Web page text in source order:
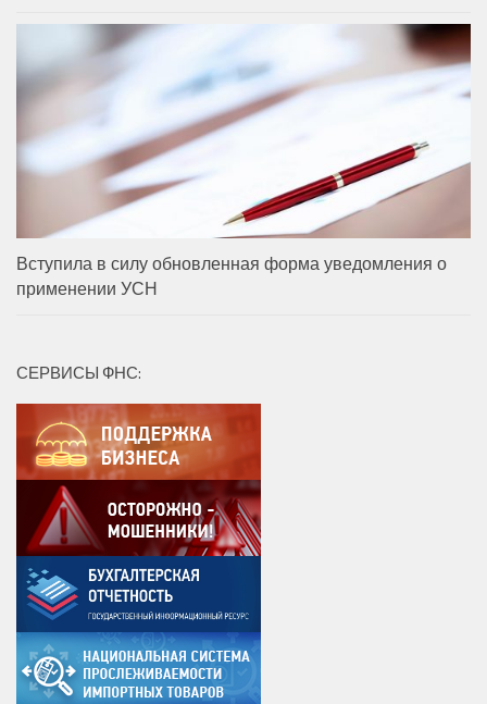
Вступила в силу обновленная форма уведомления о
применении УСН
СЕРВИСЫ ФНС: